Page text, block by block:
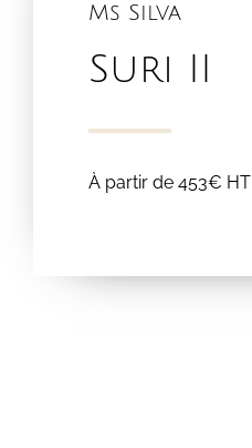
Ms Silva
Suri II
À partir de 453€ HT